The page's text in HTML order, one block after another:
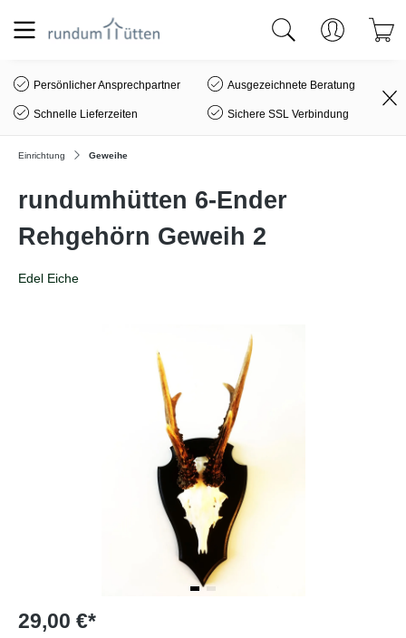
springen
Persönlicher Ansprechpartner Ausgezeichnete Beratung
Schnelle Lieferzeiten Sichere SSL Verbindung
Einrichtung Geweihe
rundumhütten 6-Ender
Rehgehörn Geweih 2
Edel Eiche
29,00 €*